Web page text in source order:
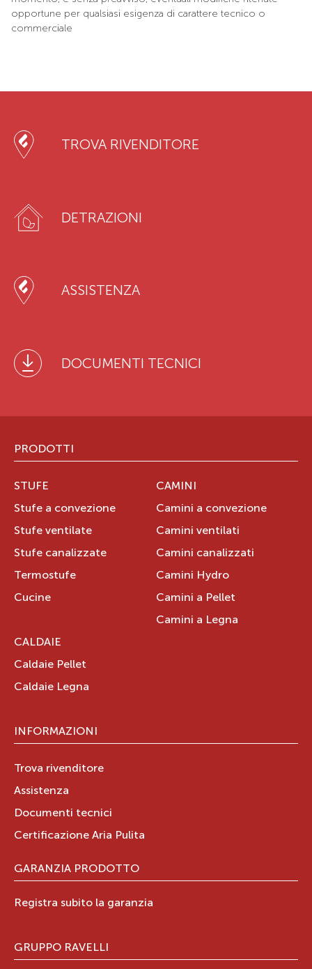
opportune per qualsiasi esigenza di carattere tecnico o
commerciale
TROVA RIVENDITORE
DETRAZIONI
ASSISTENZA
DOCUMENTI TECNICI
PRODOTTI
STUFE
Stufe a convezione
Stufe ventilate
Stufe canalizzate
Termostufe
Cucine
CAMINI
Camini a convezione
Camini ventilati
Camini canalizzati
Camini Hydro
Camini a Pellet
Camini a Legna
CALDAIE
Caldaie Pellet
Caldaie Legna
INFORMAZIONI
Trova rivenditore
Assistenza
Documenti tecnici
Certificazione Aria Pulita
GARANZIA PRODOTTO
Registra subito la garanzia
GRUPPO RAVELLI